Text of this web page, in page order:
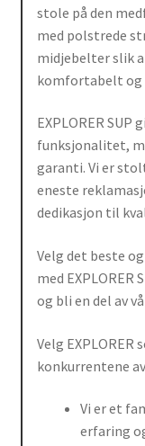
stole på den
med polstrede
midjebelter slik
komfortabelt og
EXPLORER
funksjonalitet,
garanti. Vi er
eneste
dedikasjon til
Velg det beste
med EXPLORER
og bli en del av
Velg
konkurrentene
Vi er et
erfaring